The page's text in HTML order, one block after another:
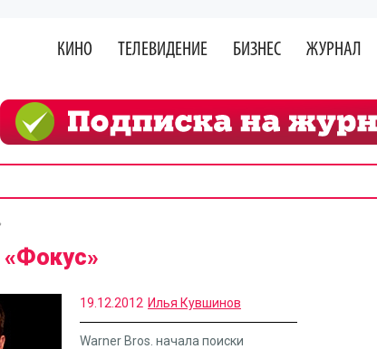
КИНО ТЕЛЕВИДЕНИЕ БИЗНЕС ЖУРНАЛ
19.12.2012 Илья Кувшинов
Warner Bros. начала поиски